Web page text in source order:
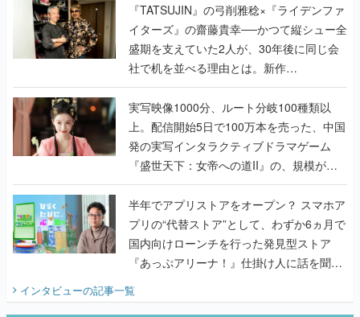
く
『TATSUJIN』の弓削雅稔×『ライデンファ
イターズ』の齋藤貴幸──かつて縦シュー全
盛期を支えていた2人が、30年後に同じ会
社で机を並べる理由とは。新作
『TATSUJIN EXTREME』で初タッグを組
んだレジェンド2人に訊く開発秘話
実写映像1000分、ルート分岐100種類以
上。配信開始5日で100万本を売った、中国
発の実写インタラクティブドラマゲーム
『盛世天下：女帝への道II』の、規模が違
うこだわりをプロデューサーに聞いた
半年でアプリストアをオープン？ スマホア
プリの“代替ストア”として、わずか6ヵ月で
国内向けローンチを行った発見型ストア
『あっぷアリーナ！』仕掛け人に話を聞い
てみた
インタビューの記事一覧